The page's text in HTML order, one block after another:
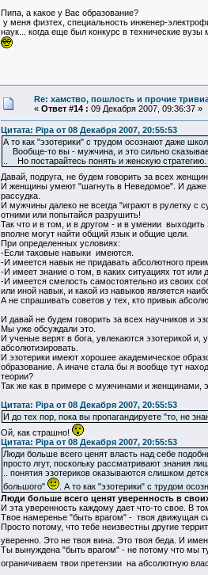
Пипа, а какое у Вас образование?
у меня физтех, специальность инженер-
наук... когда еще был конкурс в технические
Re: хамство, пошлость и прочие
« Ответ #14 : 09 Декабря 2007, 09:36:37 »
Цитата: Pipa от 08 Декабря 2007, 20:55:53
А то как "эзотерики" с трудом осознают даже
Вообще-то вы - мужчина, и это сильно
.. Но постарайтесь понять и женскую стратегию.
Давай, подруга, не будем говорить за всех
И женщины умеют "шагнуть в Неведомое". И даже
рассудка.
И мужчины далеко не всегда "играют в рулетку с
отними или попытайся разрушить!
Так что и в том, и в другом - и в умении
вполне могут найти общий язык и общие цели.
При определенных условиях:
-Если таковые навыки имеются.
-И имеется навык не придавать абсолютного
-И имеет знание о том, в каких ситуациях тот
-И имеется смелость самостоятельно из своих
или иной навык, и какой из навыков является
А не спрашивать советов у тех, кто привык
И давай не будем говорить за всех научников и
Мы уже обсуждали это.
И ученые верят в бога, увлекаются эзотерикой
абсолютизировать.
И эзотерики имеют хорошее академическое
образование. А иначе стала бы я вообще тут
теории?
Так же как в примере с мужчинами и женщинами,
Цитата: Pipa от 08 Декабря 2007, 20:55:53
И до тех пор, пока вы пропагандируете "то, не
Ой, как страшно!
Цитата: Pipa от 08 Декабря 2007, 20:55:53
Люди больше всего ценят власть над себе
просто лгут, поскольку рассматривают знания
.. понятия эзотериков оказываются слишком
большого"
. А то как "эзотерики" с трудом
Люди больше всего ценят уверенность в
И эта уверенность каждому дает что-то свое. В
Твое намеренье "быть врагом" - твоя движущая
Просто потому, что тебе неизвестны другие
уверенно. Это не твоя вина. Это твоя беда. И
Ты вынуждена "быть врагом" - не потому что мы
ограничиваем твои претензии на абсолютную